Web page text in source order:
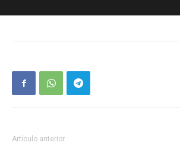
Artículo anterior